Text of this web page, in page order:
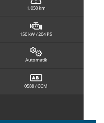
1.050 km
150 kW / 204 PS
Automatik
0588 / CCM